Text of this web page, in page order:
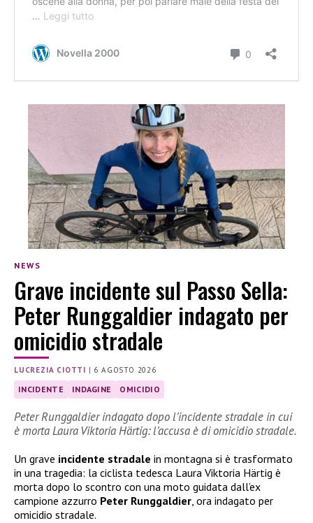
NEWS
Grave incidente sul Passo Sella:
Peter Runggaldier indagato per
omicidio stradale
LUCREZIA CIOTTI | 6 AGOSTO 2026
INCIDENTE INDAGINE OMICIDIO
Peter Runggaldier indagato dopo l’incidente stradale in cui
è morta Laura Viktoria Härtig: l’accusa è di omicidio stradale.
Un grave incidente stradale in montagna si è trasformato
in una tragedia: la ciclista tedesca Laura Viktoria Härtig è
morta dopo lo scontro con una moto guidata dall’ex
campione azzurro Peter Runggaldier, ora indagato per
omicidio stradale.